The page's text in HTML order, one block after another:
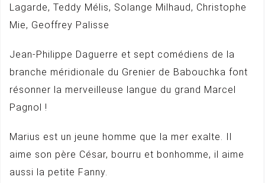
Lagarde, Teddy Mélis, Solange Milhaud, Christophe
Mie, Geoffrey Palisse
Jean-Philippe Daguerre et sept comédiens de la
branche méridionale du Grenier de Babouchka font
résonner la merveilleuse langue du grand Marcel
Pagnol !
Marius est un jeune homme que la mer exalte. Il
aime son père César, bourru et bonhomme, il aime
aussi la petite Fanny.